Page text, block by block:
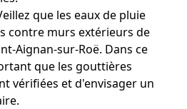
que les eaux de pluie
contre murs extérieurs de
Aignan-sur-Roë. Dans ce
que les gouttières
vérifiées et d'envisager un